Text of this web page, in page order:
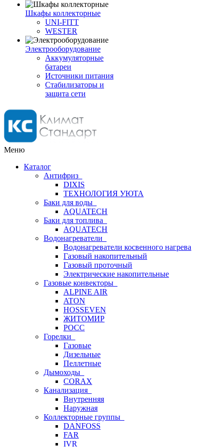
Шкафы коллекторные
UNI-FITT
WESTER
Электрооборудование
Аккумуляторные
батареи
Источники питания
Стабилизаторы и
защита сети
Меню
Каталог
Антифриз
DIXIS
ТЕХНОЛОГИЯ УЮТА
Баки для воды
AQUATECH
Баки для топлива
AQUATECH
Водонагреватели
Водонагреватели косвенного нагрева
Газовый накопительный
Газовый проточный
Электрические накопительные
Газовые конвекторы
ALPINE AIR
ATON
HOSSEVEN
ЖИТОМИР
РОСС
Горелки
Газовые
Дизельные
Пеллетные
Дымоходы
CORAX
Канализация
Внутренняя
Наружная
Коллекторные группы
DANFOSS
FAR
IVR